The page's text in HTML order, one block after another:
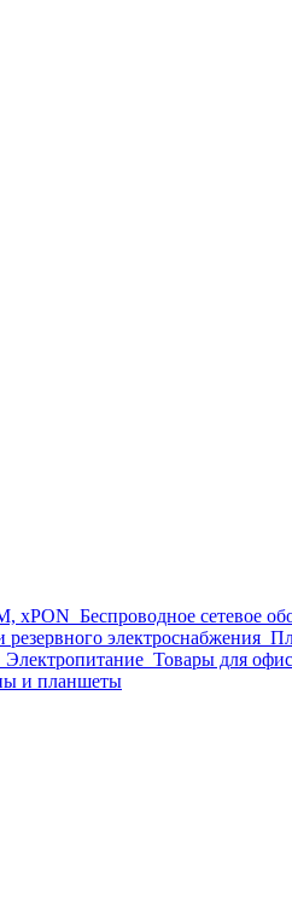
xPON Беспроводное сетевое
электроснабжения
Электропитание Товары для
и планшеты